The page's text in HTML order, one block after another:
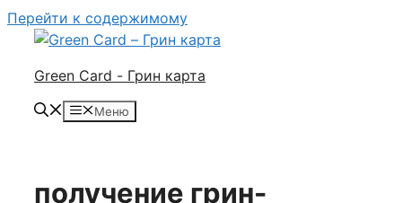
Перейти к содержимому
Green Card - Грин карта
Меню
получение грин-